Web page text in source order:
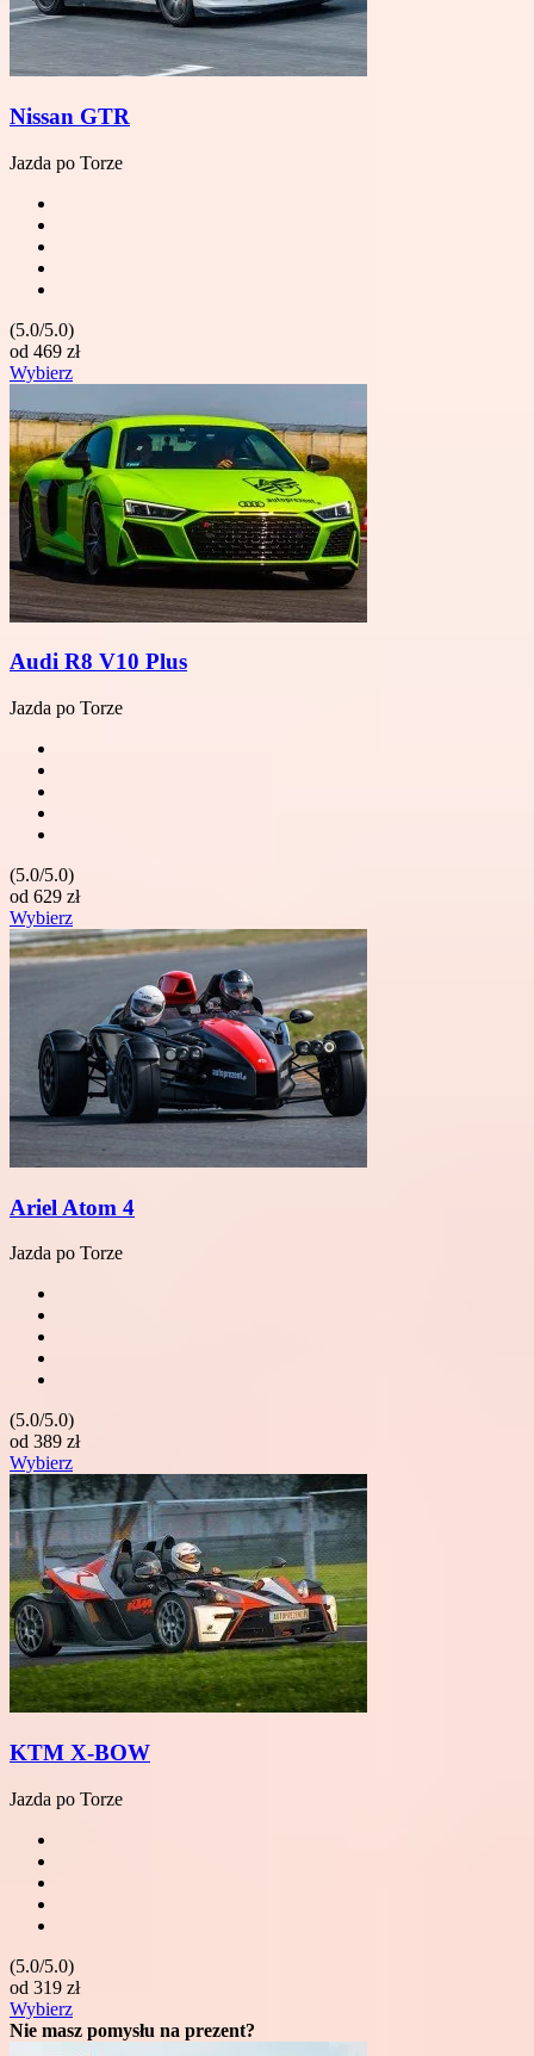
Nissan GTR
Jazda po Torze
(5.0/5.0)
od 469 zł
Wybierz
Audi R8 V10 Plus
Jazda po Torze
(5.0/5.0)
od 629 zł
Wybierz
Ariel Atom 4
Jazda po Torze
(5.0/5.0)
od 389 zł
Wybierz
KTM X-BOW
Jazda po Torze
(5.0/5.0)
od 319 zł
Wybierz
Nie masz pomysłu na prezent?